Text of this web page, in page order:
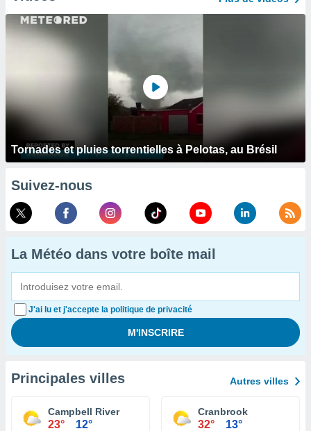
Tornades et pluies torrentielles à Pelotas, au Brésil
Suivez-nous
La Météo dans votre boîte mail
J'ai lu et j'accepte la politique de privacité
Principales villes Autres villes
Campbell River
23° 12°
Cranbrook
32° 13°